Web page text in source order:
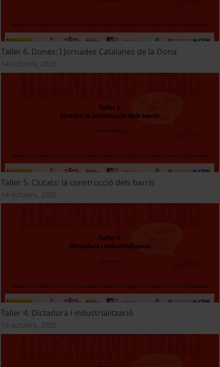
Taller 6. Dones: I Jornades Catalanes de la Dona
14 octubre, 2025
Taller 5. Ciutats: la construcció dels barris
14 octubre, 2025
Taller 4. Dictadura i industrialització
14 octubre, 2025